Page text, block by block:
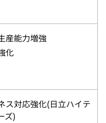
産能力増強
化
ス対応強化(日立ハイテ
ズ)